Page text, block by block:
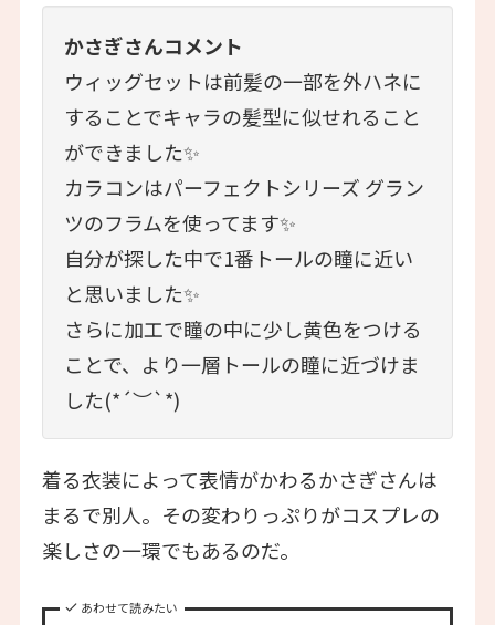
かさぎさんコメント
ウィッグセットは前髪の一部を外ハネに
することでキャラの髪型に似せれること
ができました✨
カラコンはパーフェクトシリーズ グラン
ツのフラムを使ってます✨
自分が探した中で1番トールの瞳に近い
と思いました✨
さらに加工で瞳の中に少し黄色をつける
ことで、より一層トールの瞳に近づけま
した(*´︶`*)
着る衣装によって表情がかわるかさぎさんは
まるで別人。その変わりっぷりがコスプレの
楽しさの一環でもあるのだ。
あわせて読みたい